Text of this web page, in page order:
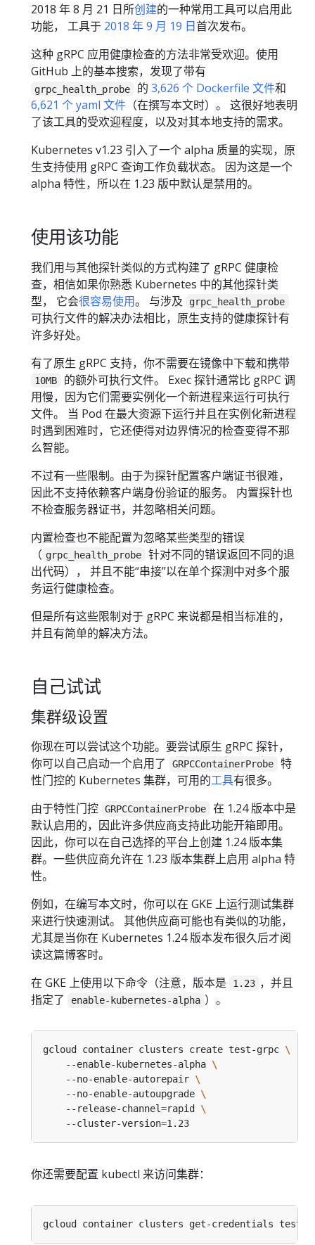
2018 年 8 月 21 日所创建的一种常用工具可以启用此
功能， 工具于 2018 年 9 月 19 日首次发布。
这种 gRPC 应用健康检查的方法非常受欢迎。使用
GitHub 上的基本搜索，发现了带有
grpc_health_probe 的 3,626 个 Dockerfile 文件和
6,621 个 yaml 文件 （在撰写本文时）。 这很好地表明
了该工具的受欢迎程度，以及对其本地支持的需求。
Kubernetes v1.23 引入了一个 alpha 质量的实现，原
生支持使用 gRPC 查询工作负载状态。 因为这是一个
alpha 特性，所以在 1.23 版中默认是禁用的。
使用该功能
我们用与其他探针类似的方式构建了 gRPC 健康检
查，相信如果你熟悉 Kubernetes 中的其他探针类
型， 它会很容易使用。 与涉及 grpc_health_probe
可执行文件的解决办法相比，原生支持的健康探针有
许多好处。
有了原生 gRPC 支持，你不需要在镜像中下载和携带
10MB
的额外可执行文件。 Exec 探针通常比 gRPC 调
用慢，因为它们需要实例化一个新进程来运行可执行
文件。 当 Pod 在最大资源下运行并且在实例化新进程
时遇到困难时，它还使得对边界情况的检查变得不那
么智能。
不过有一些限制。由于为探针配置客户端证书很难，
因此不支持依赖客户端身份验证的服务。 内置探针也
不检查服务器证书，并忽略相关问题。
内置检查也不能配置为忽略某些类型的错误
（ grpc_health_probe
针对不同的错误返回不同的退
出代码）， 并且不能“串接”以在单个探测中对多个服
务运行健康检查。
但是所有这些限制对于 gRPC 来说都是相当标准的，
并且有简单的解决方法。
自己试试
集群级设置
你现在可以尝试这个功能。要尝试原生 gRPC 探针，
你可以自己启动一个启用了
GRPCContainerProbe
特
性门控的 Kubernetes 集群，可用的工具有很多。
由于特性门控 GRPCContainerProbe
在 1.24 版本中是
默认启用的，因此许多供应商支持此功能开箱即用。
因此，你可以在自己选择的平台上创建 1.24 版本集
群。一些供应商允许在 1.23 版本集群上启用 alpha 特
性。
例如，在编写本文时，你可以在 GKE 上运行测试集群
来进行快速测试。 其他供应商可能也有类似的功能，
尤其是当你在 Kubernetes 1.24 版本发布很久后才阅
读这篇博客时。
在 GKE 上使用以下命令（注意，版本是
1.23 ，并且
指定了
enable-kubernetes-alpha ）。
gcloud container clusters create test-grpc
    --enable-kubernetes-alpha
    --no-enable-autorepair
    --no-enable-autoupgrade
    --release-channel
=rapid
    --cluster-version
=
你还需要配置 kubectl 来访问集群：